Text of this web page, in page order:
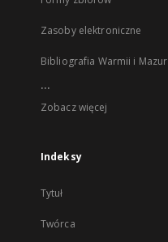
Zasoby elektroniczne
Bibliografia Warmii i Mazur
...
Zobacz więcej
Indeksy
Tytuł
Twórca